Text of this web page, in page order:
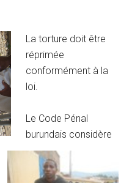
La torture doit être
réprimée
conformément à la
loi.
Le Code Pénal
burundais considère